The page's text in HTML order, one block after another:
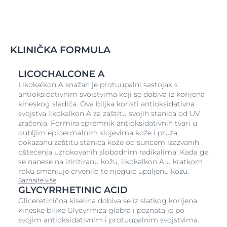
zaštitu od sunca, ne sadrži oktinoksat i oksibenzon -
UV filtere za koje se zna da štetno deluju na koraljne
zaštiti koraljnih grebena.
KLINIČKA ISTRAŽIVANJA
Klinička i dermatološka istraživanja dokazuju vrlo
dobru podnošljivost na osjetljivoj koži, uključujući
masnu i aknama sklonu kožu. Ovaj je preparat testiran
i dokazana je prikladnost za vruću i vlažnu klimu.
Glavna otkrića
Među ostalim kliničkim i dermatološkim studijama,
provedeno je istraživanje preparata u primjeni (PIU)2
sa 123 žene (u dobi od 18 do 55 godina) koje redovito
koriste preparate za zaštitu od sunca. Izvijestile su o
sljedećim rezultatima nakon dva tjedna redovitog
korištenja:
KLINIČKA FORMULA
LICOCHALCONE A
Likokalkon A snažan je protuupalni sastojak s
antioksidativnim svojstvima koji se dobiva iz korijena
kineskog sladića. Ova biljka koristi antioksidativna
svojstva likokalkon A za zaštitu svojih stanica od UV
zračenja. Formira spremnik antioksidativnih tvari u
dubljim epidermalnim slojevima kože i pruža
dokazanu zaštitu stanica kože od suncem izazvanih
oštećenja uzrokovanih slobodnim radikalima. Kada ga
se nanese na iziritiranu kožu, likokalkon A u kratkom
roku smanjuje crvenilo te njeguje upaljenu kožu.
Saznajte više
GLYCYRRHETINIC ACID
Gliceretinična kiselina dobiva se iz slatkog korijena
kineske biljke Glycyrrhiza glabra i poznata je po
svojim antioksidativnim i protuupalnim svojstvima.